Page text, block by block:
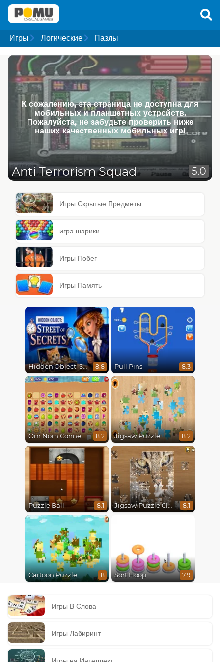
Игры Логические Пазлы
К сожалению, эта страница не доступна для
мобильных и планшетных устройств.
Пожалуйста, не забудьте проверить ниже
наших качественных мобильных игр!
Anti Terrorism Squad 5.0
Игры Скрытые Предметы
игра шарики
Игры Побег
Игры Память
Hidden Object: Street Of Secrets 8.8 Pull Pins 8.3
Om Nom Connect Classic 8.2 Jigsaw Puzzle 8.2
Puzzle Ball 8.1 Jigsaw Puzzle Classic 8.1
Cartoon Puzzle 8 Sort Hoop 7.9
Игры В Слова
Игры Лабиринт